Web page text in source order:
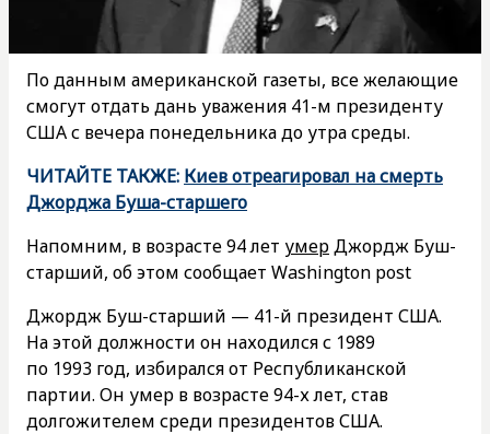
По данным американской газеты, все желающие
смогут отдать дань уважения 41-м президенту
США с вечера понедельника до утра среды.
ЧИТАЙТЕ ТАКЖЕ: Киев отреагировал на смерть
Джорджа Буша-старшего
Напомним, в возрасте 94 лет умерДжордж Буш-
старший, об этом сообщает Washington post
Джордж Буш-старший — 41-й президент США.
На этой должности он находился с 1989
по 1993 год, избирался от Республиканской
партии. Он умер в возрасте 94-х лет, став
долгожителем среди президентов США.